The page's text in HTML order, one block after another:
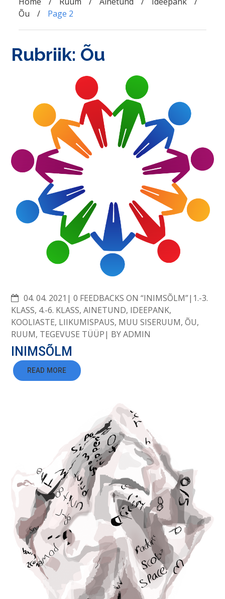
Õu
Page 2
Rubriik: Õu
04. 04. 2021 COMMENTS
0 FEEDBACKS ON “INIMSÕLM” 1.-3.
KLASS, 4.-6. KLASS,AINETUND, IDEEPANK,
KOOLIASTE, LIIKUMISPAUS, MUU SISERUUM,ÕU,
RUUM, TEGEVUSE TÜÜP BYADMIN
INIMSÕLM
READ MORE